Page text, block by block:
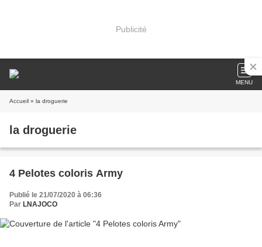
Publicité
MENU
Accueil » la droguerie
la droguerie
4 Pelotes coloris Army
Publié le 21/07/2020 à 06:36
Par LNAJOCO